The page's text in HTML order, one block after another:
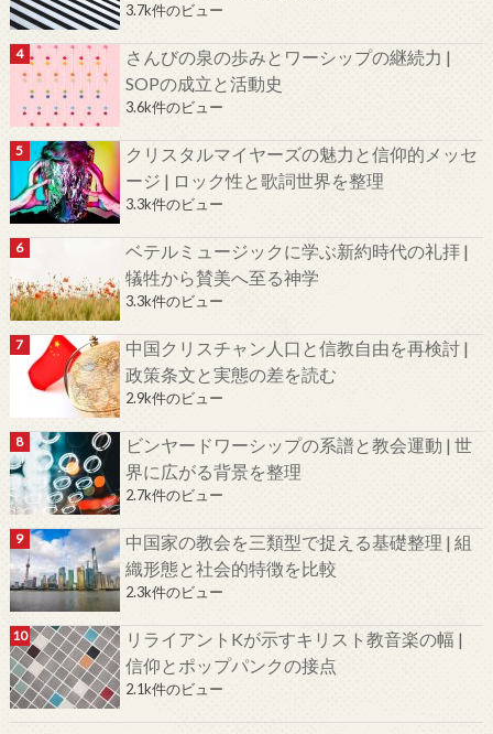
3.7k件のビュー
さんびの泉の歩みとワーシップの継続力 |
SOPの成立と活動史
3.6k件のビュー
クリスタルマイヤーズの魅力と信仰的メッセ
ージ | ロック性と歌詞世界を整理
3.3k件のビュー
ベテルミュージックに学ぶ新約時代の礼拝 |
犠牲から賛美へ至る神学
3.3k件のビュー
中国クリスチャン人口と信教自由を再検討 |
政策条文と実態の差を読む
2.9k件のビュー
ビンヤードワーシップの系譜と教会運動 | 世
界に広がる背景を整理
2.7k件のビュー
中国家の教会を三類型で捉える基礎整理 | 組
織形態と社会的特徴を比較
2.3k件のビュー
リライアントKが示すキリスト教音楽の幅 |
信仰とポップパンクの接点
2.1k件のビュー